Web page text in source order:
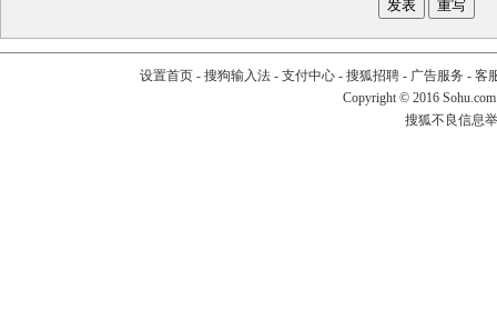
设置首页- 搜狗输入法- 支付中心- 搜狐招聘- 广告服务 - 客
Copyright © 2016
搜狐不良信息